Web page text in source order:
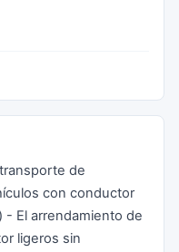
de
con conductor
- El arrendamiento de
ligeros sin